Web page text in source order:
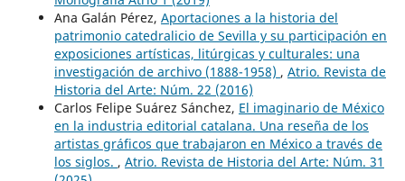
Ana Galán Pérez, Aportaciones a la historia del
patrimonio catedralicio de Sevilla y su participación en
exposiciones artísticas, litúrgicas y culturales: una
investigación de archivo (1888-1958) , Atrio. Revista de
Historia del Arte: Núm. 22 (2016)
Carlos Felipe Suárez Sánchez, El imaginario de México
en la industria editorial catalana. Una reseña de los
artistas gráficos que trabajaron en México a través de
los siglos. , Atrio. Revista de Historia del Arte: Núm. 31